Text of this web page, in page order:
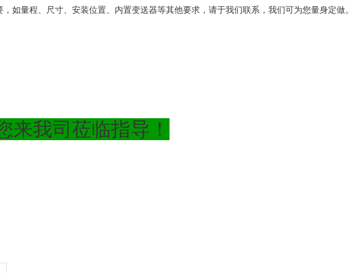
，如量程、尺寸、安装位置、内置变送器等其他要求，请于我们联系，我们可为您量身定做。
来我司莅临指导！